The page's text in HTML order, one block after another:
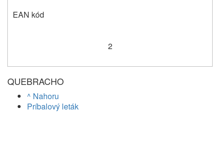
EAN kód
2
QUEBRACHO
^ Nahoru
Príbalový leták